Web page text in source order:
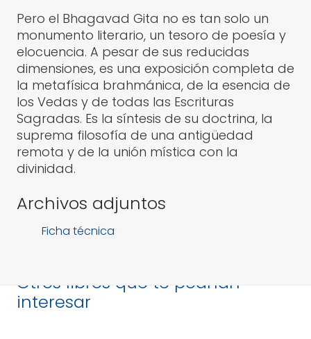
Pero el Bhagavad Gita no es tan solo un
monumento literario, un tesoro de poesía y
elocuencia. A pesar de sus reducidas
dimensiones, es una exposición completa de
la metafísica brahmánica, de la esencia de
los Vedas y de todas las Escrituras
Sagradas. Es la síntesis de su doctrina, la
suprema filosofía de una antigüedad
remota y de la unión mística con la
divinidad.
Archivos adjuntos
Ficha técnica
Otros libros que te podrían
interesar